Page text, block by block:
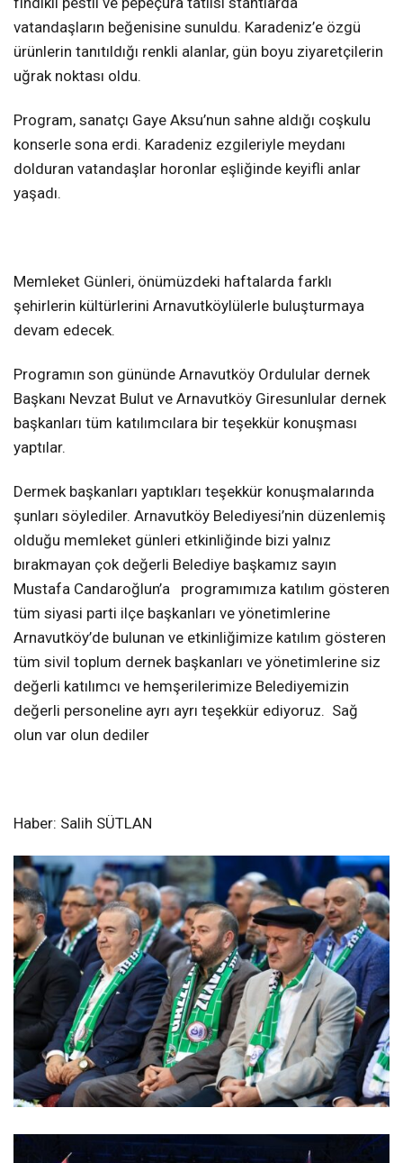
vatandaşların beğenisine sunuldu. Karadeniz’e özgü
ürünlerin tanıtıldığı renkli alanlar, gün boyu ziyaretçilerin
uğrak noktası oldu.
Program, sanatçı Gaye Aksu’nun sahne aldığı coşkulu
konserle sona erdi. Karadeniz ezgileriyle meydanı
dolduran vatandaşlar horonlar eşliğinde keyifli anlar
yaşadı.
Memleket Günleri, önümüzdeki haftalarda farklı
şehirlerin kültürlerini Arnavutköylülerle buluşturmaya
devam edecek.
Programın son gününde Arnavutköy Ordulular dernek
Başkanı Nevzat Bulut ve Arnavutköy Giresunlular dernek
başkanları tüm katılımcılara bir teşekkür konuşması
yaptılar.
Dermek başkanları yaptıkları teşekkür konuşmalarında
şunları söylediler. Arnavutköy Belediyesi’nin düzenlemiş
olduğu memleket günleri etkinliğinde bizi yalnız
bırakmayan çok değerli Belediye başkamız sayın
Mustafa Candaroğlun’a programımıza katılım gösteren
tüm siyasi parti ilçe başkanları ve yönetimlerine
Arnavutköy’de bulunan ve etkinliğimize katılım gösteren
tüm sivil toplum dernek başkanları ve yönetimlerine siz
değerli katılımcı ve hemşerilerimize Belediyemizin
değerli personeline ayrı ayrı teşekkür ediyoruz. Sağ
olun var olun dediler
Haber: Salih SÜTLAN